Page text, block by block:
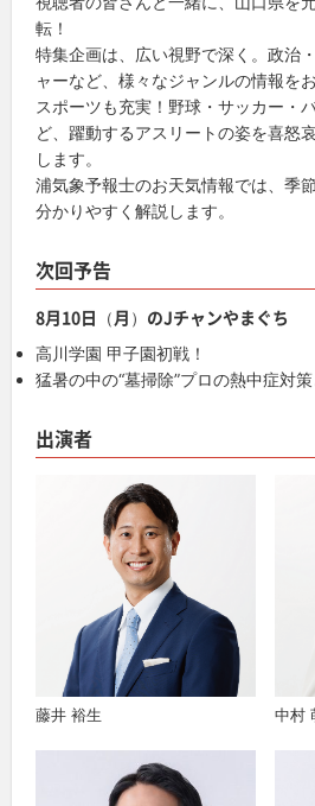
転！
特集企画は、広い視野で深く。政治
ャーなど、様々なジャンルの情報を
スポーツも充実！野球・サッカー・
ど、躍動するアスリートの姿を喜怒
します。
浦気象予報士のお天気情報では、季
分かりやすく解説します。
次回予告
8月10日（月）のJチャンやまぐち
高川学園 甲子園初戦！
猛暑の中の“墓掃除”プロの熱中症対
出演者
藤井 裕生 中村